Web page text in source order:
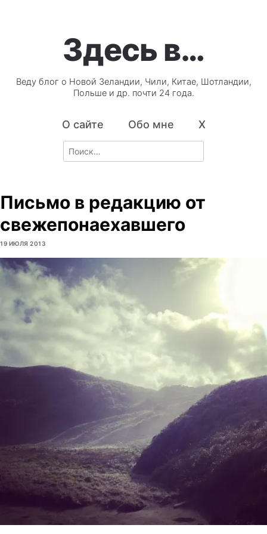
Здесь в…
Веду блог о Новой Зеландии, Чили, Китае, Шотландии,
Польше и др. почти 24 года.
О сайте Обо мне X
Search
for:
Письмо в редакцию от
свежепонаехавшего
19 ИЮЛЯ 2013